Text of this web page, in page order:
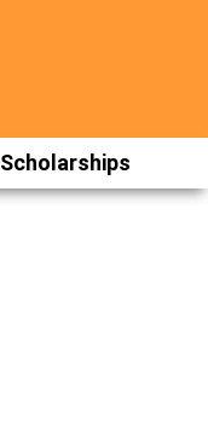
Scholarships